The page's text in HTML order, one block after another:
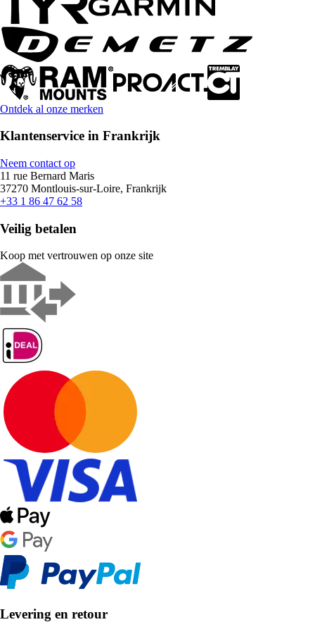
Ontdek al onze merken
Klantenservice in Frankrijk
Neem contact op
11 rue Bernard Maris
37270 Montlouis-sur-Loire, Frankrijk
+33 1 86 47 62 58
Veilig betalen
Koop met vertrouwen op onze site
Levering en retour